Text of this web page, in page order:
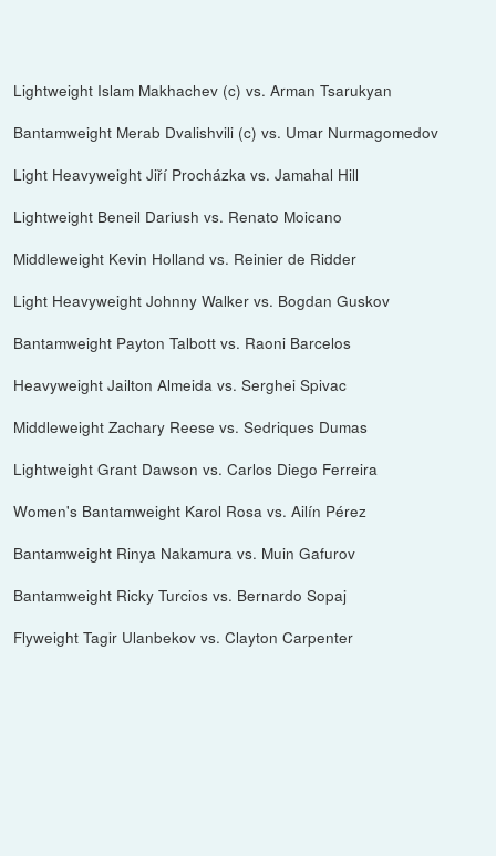
Lightweight Islam Makhachev (c) vs. Arman Tsarukyan
Bantamweight Merab Dvalishvili (c) vs. Umar Nurmagomedov
Light Heavyweight Jiří Procházka vs. Jamahal Hill
Lightweight Beneil Dariush vs. Renato Moicano
Middleweight Kevin Holland vs. Reinier de Ridder
Light Heavyweight Johnny Walker vs. Bogdan Guskov
Bantamweight Payton Talbott vs. Raoni Barcelos
Heavyweight Jailton Almeida vs. Serghei Spivac
Middleweight Zachary Reese vs. Sedriques Dumas
Lightweight Grant Dawson vs. Carlos Diego Ferreira
Women's Bantamweight Karol Rosa vs. Ailín Pérez
Bantamweight Rinya Nakamura vs. Muin Gafurov
Bantamweight Ricky Turcios vs. Bernardo Sopaj
Flyweight Tagir Ulanbekov vs. Clayton Carpenter